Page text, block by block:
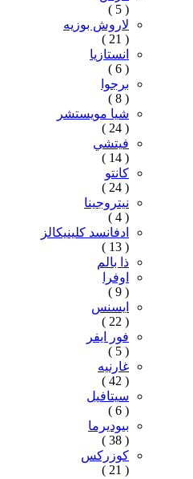
( 5 )
لاروش بوزيه
( 21 )
انستازيا
( 6 )
برجوا
( 8 )
شيا مويستشر
( 24 )
فيتشي
( 14 )
كانتو
( 24 )
نيتروجينا
( 4 )
ادفانسد كلينيكالز
( 13 )
ذا بالم
اوفرا
( 9 )
ايسنس
( 22 )
فور ايفر
( 5 )
غارنيه
( 42 )
سيتافيل
( 6 )
بيوديرما
( 38 )
كوزركس
( 21 )